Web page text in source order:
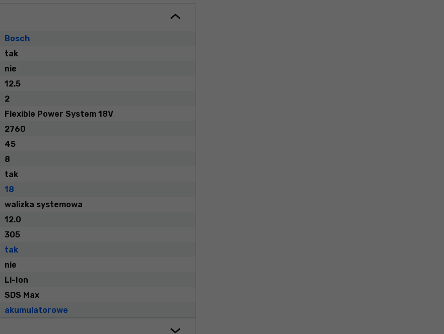
Bosch
tak
nie
12.5
2
Flexible Power System 18V
2760
45
8
tak
18
walizka systemowa
12.0
305
tak
nie
Li-Ion
SDS Max
akumulatorowe